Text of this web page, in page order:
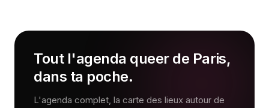
Tout l'agenda queer de Paris,
dans ta poche.
L'agenda complet, la carte des lieux autour de